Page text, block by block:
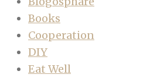
Books
Cooperation
DIY
Eat Well